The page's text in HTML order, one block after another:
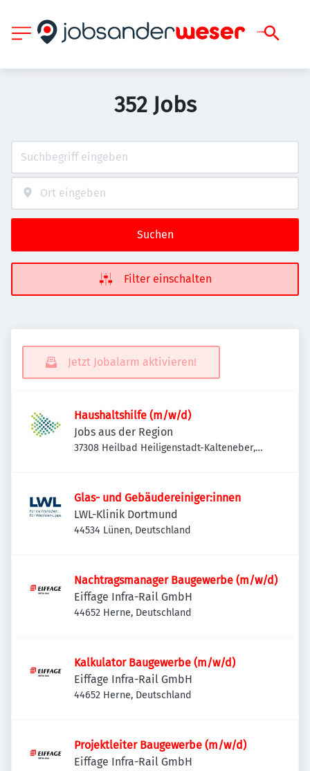
352 Jobs
Suchen
Filter einschalten
Jetzt Jobalarm aktivieren!
Haushaltshilfe (m/w/d)
Jobs aus der Region
37308 Heilbad Heiligenstadt-Kalteneber,
Glas- und Gebäudereiniger:innen
LWL-Klinik Dortmund
44534 Lünen, Deutschland
Nachtragsmanager Baugewerbe (m/w/d)
Eiffage Infra-Rail GmbH
44652 Herne, Deutschland
Kalkulator Baugewerbe (m/w/d)
Eiffage Infra-Rail GmbH
44652 Herne, Deutschland
Projektleiter Baugewerbe (m/w/d)
Eiffage Infra-Rail GmbH